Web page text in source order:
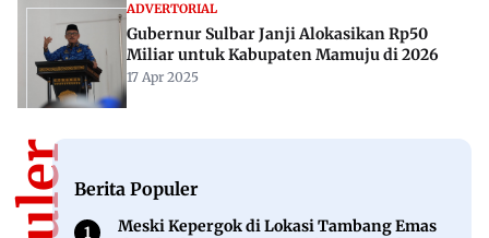
ADVERTORIAL
Gubernur Sulbar Janji Alokasikan Rp50
Miliar untuk Kabupaten Mamuju di 2026
17 Apr 2025
Berita Populer
Meski Kepergok di Lokasi Tambang Emas